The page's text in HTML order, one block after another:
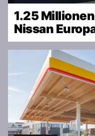
1.25
Nissan